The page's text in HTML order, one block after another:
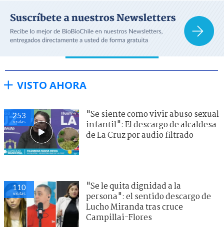
VISTO AHORA
253
visitas
"Se siente como vivir abuso sexual
infantil": El descargo de alcaldesa
de La Cruz por audio filtrado
110
visitas
"Se le quita dignidad a la
persona": el sentido descargo de
Lucho Miranda tras cruce
Campillai-Flores